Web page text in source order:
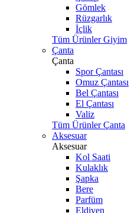
Gömlek
Rüzgarlık
İçlik
Tüm Ürünler Giyim
Çanta
Çanta
Spor Çantası
Omuz Çantası
Bel Çantası
El Çantası
Valiz
Tüm Ürünler Çanta
Aksesuar
Aksesuar
Kol Saati
Kulaklık
Şapka
Bere
Parfüm
Eldiven